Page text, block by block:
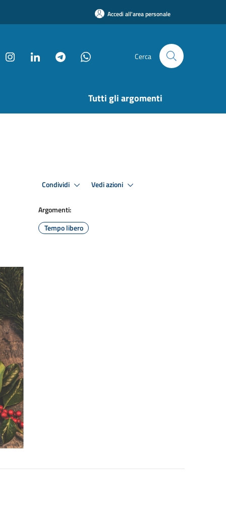
Accedi all'area personale
Cerca
Tutti gli argomenti
Condividi Vedi azioni
Argomenti:
Tempo libero